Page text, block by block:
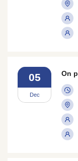
05
Dec